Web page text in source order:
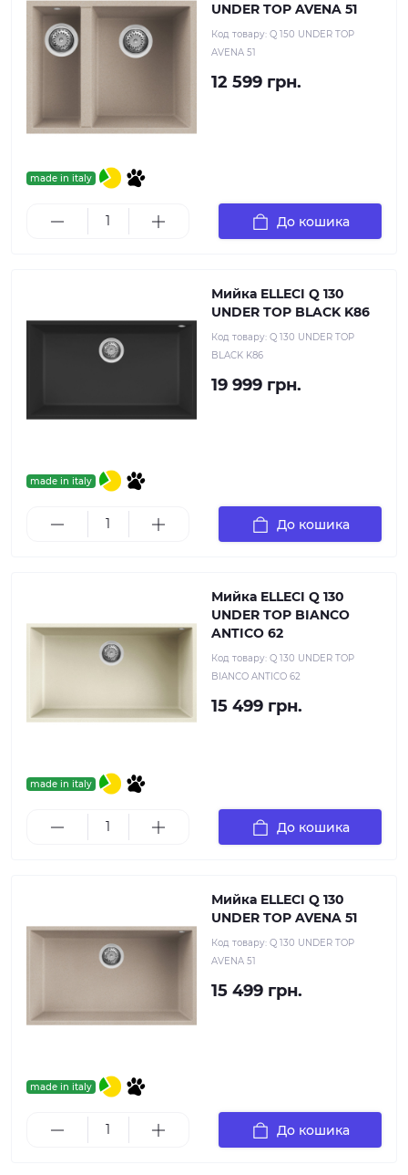
made in italy
UNDER TOP AVENA 51
Код товару: Q 150 UNDER TOP
AVENA 51
12 599 грн.
До кошика
made in italy
Мийка ELLECI Q 130
UNDER TOP BLACK K86
Код товару: Q 130 UNDER TOP
BLACK K86
19 999 грн.
До кошика
made in italy
Мийка ELLECI Q 130
UNDER TOP BIANCO
ANTICO 62
Код товару: Q 130 UNDER TOP
BIANCO ANTICO 62
15 499 грн.
До кошика
made in italy
Мийка ELLECI Q 130
UNDER TOP AVENA 51
Код товару: Q 130 UNDER TOP
AVENA 51
15 499 грн.
До кошика